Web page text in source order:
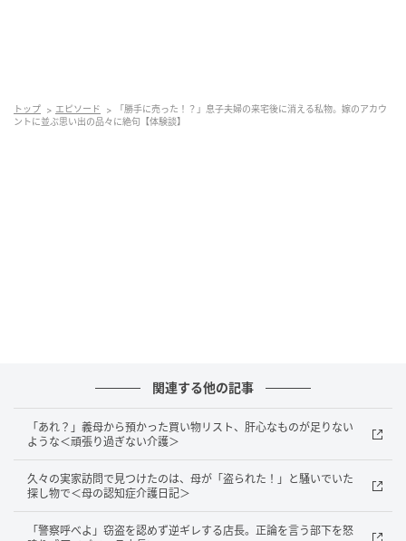
振り返ると、ブランドの食器や、いただき物で未使用
の電子ミルなど、「どこへいったのだろう」と思って
う驚きとともに、言葉にしづらい気持ちになりまし
た。たとえ使っていないように見えたとしても、持ち
主に断りなく持ち出して売るという行為に対して、強
い違和感を覚えたのです。
その後、「必要であればひと言確認してほしい」とい
トップ エピソード
「勝手に売った！？」息子夫婦の来宅後に消える私物。嫁のアカウ
ントに並ぶ思い出の品々に絶句【体験談】
関連する他の記事
「あれ？」義母から預かった買い物リスト、肝心なものが足りない
ような＜頑張り過ぎない介護＞
久々の実家訪問で見つけたのは、母が「盗られた！」と騒いでいた
探し物で＜母の認知症介護日記＞
「警察呼べよ」窃盗を認めず逆ギレする店長。正論を言う部下を怒